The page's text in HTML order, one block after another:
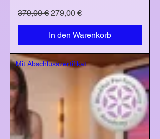
Standardpreis
379,00 € Sale-Preis
279,00 €
In den Warenkorb
Mit Abschlusszertifikat